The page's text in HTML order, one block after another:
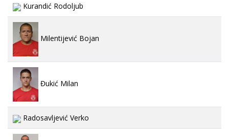
Kurandić Rodoljub
Milentijević Bojan
Đukić Milan
Radosavljević Verko